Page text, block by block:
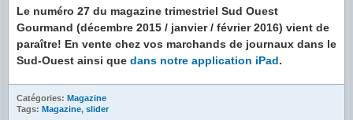
Le numéro 27 du magazine trimestriel Sud Ouest
Gourmand (décembre 2015 / janvier / février 2016) vient de
paraître! En vente chez vos marchands de journaux dans le
Sud-Ouest ainsi que dans notre application iPad.
Catégories: Magazine
Tags: Magazine, slider